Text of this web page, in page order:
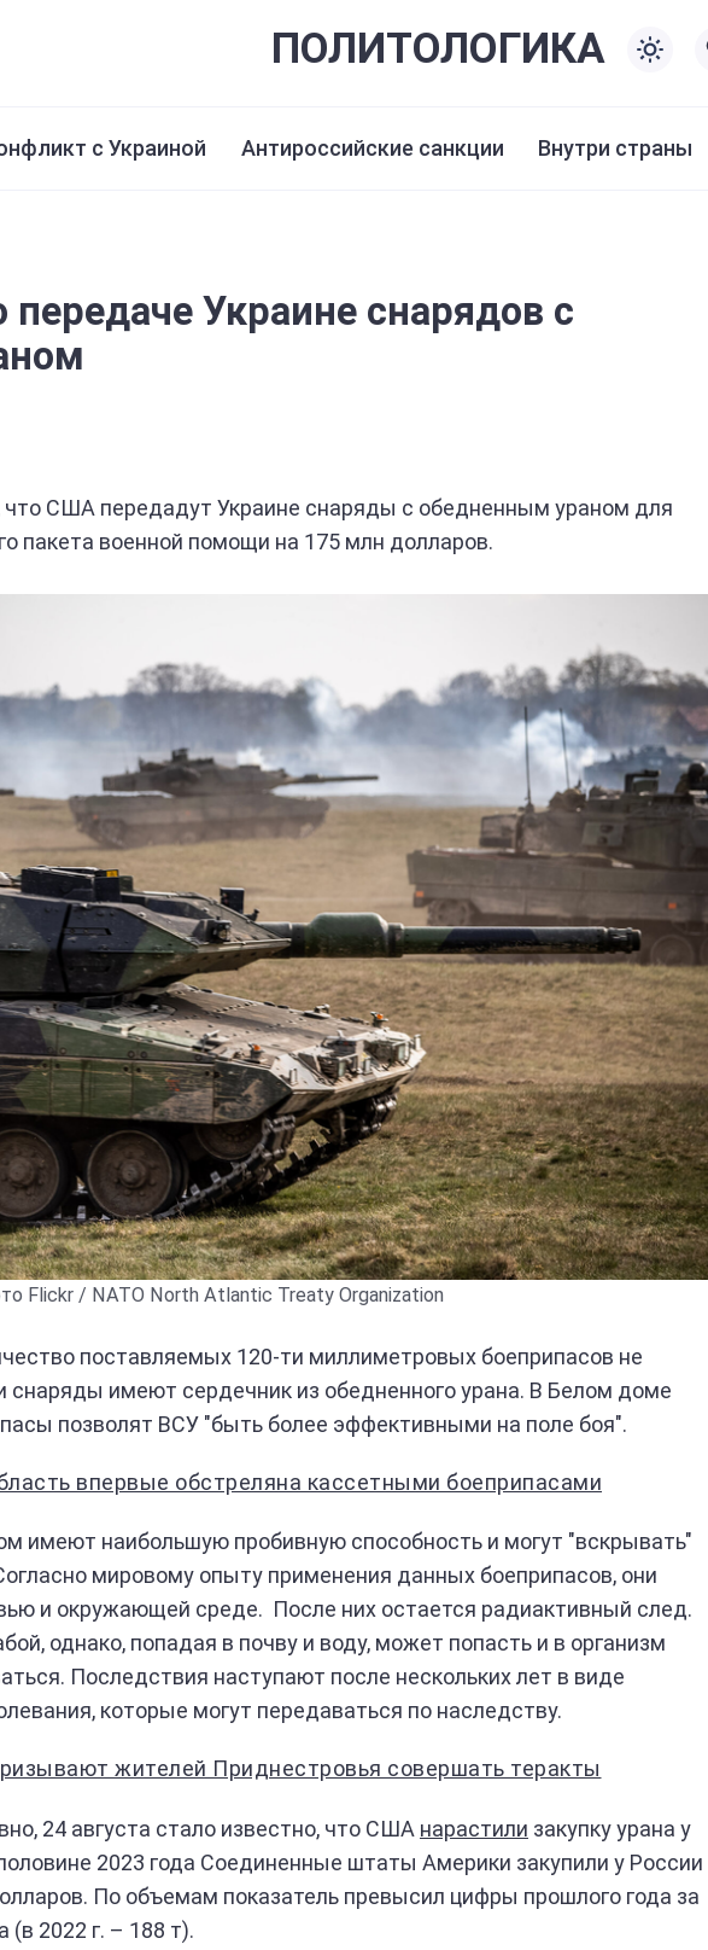
ПОЛИТОЛОГИКА
с Украиной Антироссийские санкции Внутри страны
Украине снарядов с
что США передадут Украине снаряды с обедненным ураном для
пакета военной помощи на 175 млн долларов.
Flickr / NATO North Atlantic Treaty Organization
поставляемых 120-ти миллиметровых боеприпасов не
снаряды имеют сердечник из обедненного урана. В Белом доме
позволят ВСУ "быть более эффективными на поле боя".
впервые обстреляна кассетными боеприпасами
имеют наибольшую пробивную способность и могут "вскрывать"
мировому опыту применения данных боеприпасов, они
и окружающей среде. После них остается радиактивный след.
однако, попадая в почву и воду, может попасть и в организм
Последствия наступают после нескольких лет в виде
которые могут передаваться по наследству.
жителей Приднестровья совершать теракты
24 августа стало известно, что США нарастили закупку урана у
2023 года Соединенные штаты Америки закупили у России
По объемам показатель превысил цифры прошлого года за
(в 2022 г. – 188 т).